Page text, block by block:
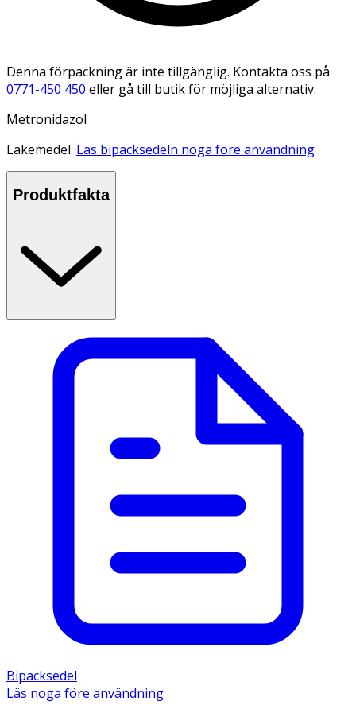
Denna förpackning är inte tillgänglig. Kontakta oss på
0771-450 450 eller gå till butik för möjliga alternativ.
Metronidazol
Läkemedel. Läs bipacksedeln noga före användning
Produktfakta
Bipacksedel
Läs noga före användning